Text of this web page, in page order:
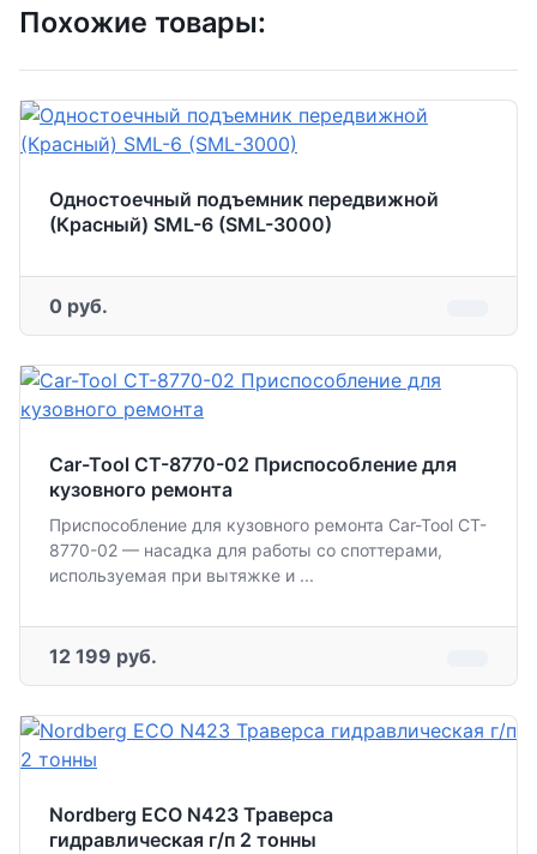
Похожие товары:
Одностоечный подъемник передвижной
(Красный) SML-6 (SML-3000)
0 руб.
Car-Tool CT-8770-02 Приспособление для
кузовного ремонта
Приспособление для кузовного ремонта Car-Tool CT-
8770-02 — насадка для работы со споттерами,
используемая при вытяжке и ...
12 199 руб.
Nordberg ECO N423 Траверса
гидравлическая г/п 2 тонны